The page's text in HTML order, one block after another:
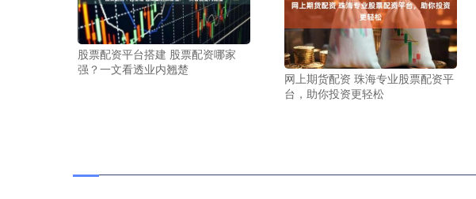
股票配资平台搭建 股票配资哪家
强？一文看透业内翘楚
网上期货配资 珠海专业股票配资平
台，助你投资更轻松